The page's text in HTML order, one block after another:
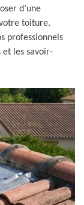
d’une
toiture.
professionnels
et les savoir-